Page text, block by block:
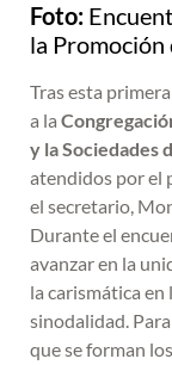
Foto:
la Promoción
Tras esta
a la
y la Sociedades
atendidos por el
el secretario,
Durante el
avanzar en la
la carismática
sinodalidad.
que se forman